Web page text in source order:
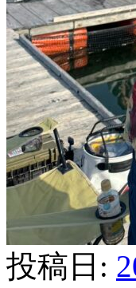
投稿日: